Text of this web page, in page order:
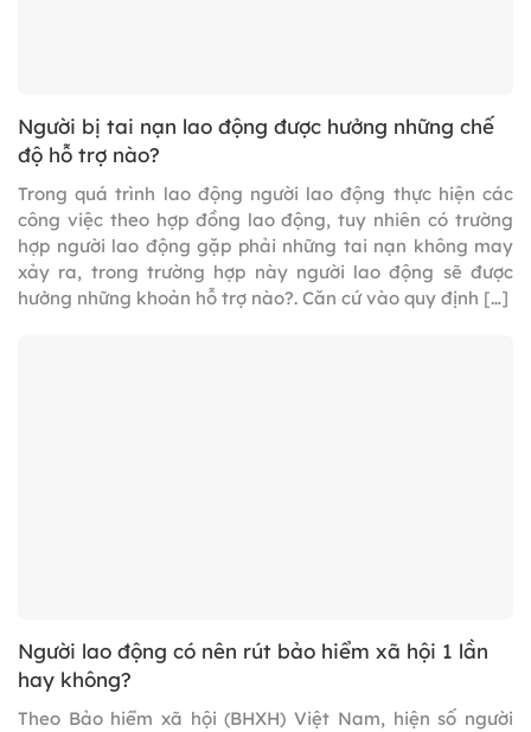
Người bị tai nạn lao động được hưởng những chế
độ hỗ trợ nào?
Trong quá trình lao động người lao động thực hiện các
công việc theo hợp đồng lao động, tuy nhiên có trường
hợp người lao động gặp phải những tai nạn không may
xảy ra, trong trường hợp này người lao động sẽ được
hưởng những khoản hỗ trợ nào?. Căn cứ vào quy định […]
Người lao động có nên rút bảo hiểm xã hội 1 lần
hay không?
Theo Bảo hiểm xã hội (BHXH) Việt Nam, hiện số người